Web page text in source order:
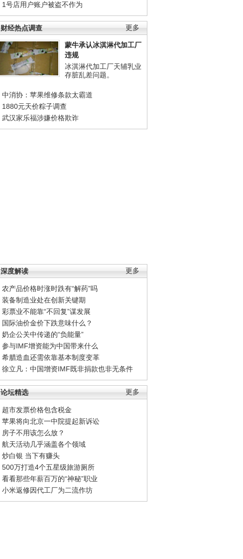
1号店用户账户被盗不作为
更多
财经热点调查
蒙牛承认冰淇淋代加工厂
违规
冰淇淋代加工厂天辅乳业
存脏乱差问题。
中消协：苹果维修条款太霸道
1880元天价粽子调查
武汉家乐福涉嫌价格欺诈
更多
深度解读
农产品价格时涨时跌有“解药”吗
装备制造业处在创新关键期
彩票业不能靠“不回复”谋发展
国际油价金价下跌意味什么？
奶企公关中传递的“负能量”
参与IMF增资能为中国带来什么
希腊造血还需依靠基本制度变革
徐立凡：中国增资IMF既非捐款也非无条件
更多
论坛精选
超市发票价格包含税金
苹果将向北京一中院提起新诉讼
房子不用该怎么放？
航天活动几乎涵盖各个领域
炒白银 当下有赚头
500万打造4个五星级旅游厕所
看看那些年薪百万的“神秘”职业
小米返修因代工厂为二流作坊